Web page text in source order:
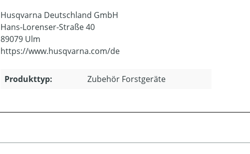
Husqvarna Deutschland GmbH
Hans-Lorenser-Straße 40
89079 Ulm
https://www.husqvarna.com/de
Produkttyp: Zubehör Forstgeräte